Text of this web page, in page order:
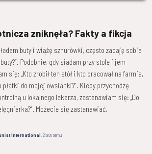
zniknęła? Fakty a fikcja
buty i wiążę sznurówki, często zadaję sobie
Podobnie, gdy siadam przy stole i jem
się: „Kto zrobił ten stół i kto pracował na farmie,
do mojej owsianki?”. Kiedy przychodzę
u lokalnego lekarza, zastanawiam się: „Do
Możecie się zastanawiać,
International,2 latatemu